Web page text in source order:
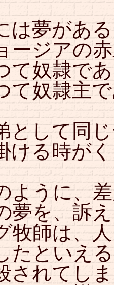
は夢があ
ジアの
奴隷で
奴隷主で
して同じ
る時がく
ように、
夢を、訴
牧師は、
たといえ
されてし